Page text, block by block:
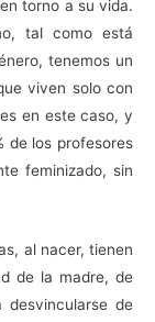
torno a su vida.
tal como está
tenemos un
viven solo con
en este caso, y
de los profesores
feminizado, sin
al nacer, tienen
de la madre, de
de